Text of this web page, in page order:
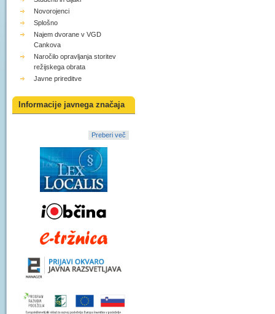
Novorojenci
Splošno
Najem dvorane v VGD
Cankova
Naročilo opravljanja storitev
režijskega obrata
Javne prireditve
Informacije javnega značaja
Preberi več